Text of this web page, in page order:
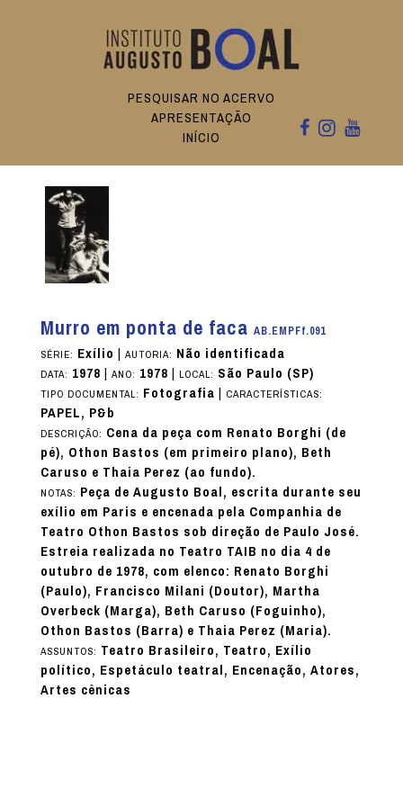
PESQUISAR NO ACERVO
APRESENTAÇÃO
INÍCIO
Murro em ponta de faca AB.EMPFf.091
SÉRIE: Exílio | AUTORIA: Não identificada
DATA: 1978| ANO: 1978| LOCAL: São Paulo (SP)
TIPO DOCUMENTAL: Fotografia| CARACTERÍSTICAS:
PAPEL, P&b
DESCRIÇÃO: Cena da peça com Renato Borghi (de
pé), Othon Bastos (em primeiro plano), Beth
Caruso e Thaia Perez (ao fundo).
NOTAS: Peça de Augusto Boal, escrita durante seu
exílio em Paris e encenada pela Companhia de
Teatro Othon Bastos sob direção de Paulo José.
Estreia realizada no Teatro TAIB no dia 4 de
outubro de 1978, com elenco: Renato Borghi
(Paulo), Francisco Milani (Doutor), Martha
Overbeck (Marga), Beth Caruso (Foguinho),
Othon Bastos (Barra) e Thaia Perez (Maria).
ASSUNTOS: Teatro Brasileiro, Teatro, Exílio
político, Espetáculo teatral, Encenação, Atores,
Artes cênicas